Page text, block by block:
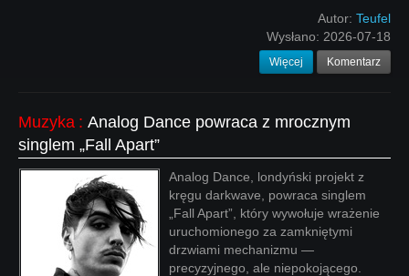
Autor: Teufel
Wysłano: 2026-07-18
Więcej Komentarz
Muzyka : Analog Dance powraca z mrocznym
singlem „Fall Apart”
Analog Dance, londyński projekt z
kręgu darkwave, powraca singlem
„Fall Apart”, który wywołuje wrażenie
uruchomionego za zamkniętymi
drzwiami mechanizmu —
precyzyjnego, ale niepokojącego.